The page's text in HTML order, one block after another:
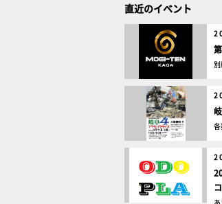
直近のイベント